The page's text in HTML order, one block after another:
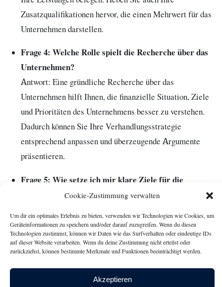
Cookie-Zustimmung verwalten
Um dir ein optimales Erlebnis zu bieten, verwenden wir Technologien wie Cookies, um
Geräteinformationen zu speichern und/oder darauf zuzugreifen. Wenn du diesen
Technologien zustimmst, können wir Daten wie das Surfverhalten oder eindeutige IDs
auf dieser Website verarbeiten. Wenn du deine Zustimmung nicht erteilst oder
zurückziehst, können bestimmte Merkmale und Funktionen beeinträchtigt werden.
Akzeptieren
Zusatzqualifikationen hervor, die einen Mehrwert für das
Unternehmen darstellen.
Frage 4: Welche Rolle spielt die Recherche über das
Unternehmen?
Antwort: Eine gründliche Recherche über das
Unternehmen hilft Ihnen, die finanzielle Situation, Ziele
und Prioritäten des Unternehmens besser zu verstehen.
Dadurch können Sie Ihre Verhandlungsstrategie
entsprechend anpassen und überzeugende Argumente
präsentieren.
Frage 5: Wie setze ich mir klare Ziele für die
Gehaltsverhandlung?
Gehaltsvorstellungen und formulieren Sie klare Ziele für
die Verhandlung. Berücksichtigen Sie dabei den Markt,
Ihre Erfahrung und Qualifikationen sowie die finanzielle
Situation des Unternehmens.